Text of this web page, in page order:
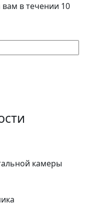
вам в течении 10
камеры